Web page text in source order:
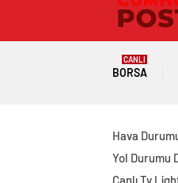
BORSA
CANLI
Hava
Yol Durumu
Canlı Tv